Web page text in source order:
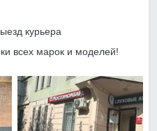
курьера
всех марок и моделей!